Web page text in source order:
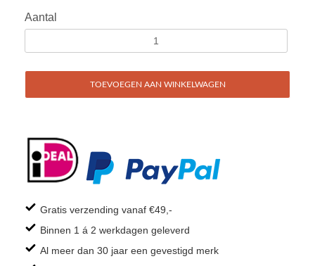
Aantal
TOEVOEGEN AAN WINKELWAGEN
Gratis verzending vanaf €49,-
Binnen 1 á 2 werkdagen geleverd
Al meer dan 30 jaar een gevestigd merk